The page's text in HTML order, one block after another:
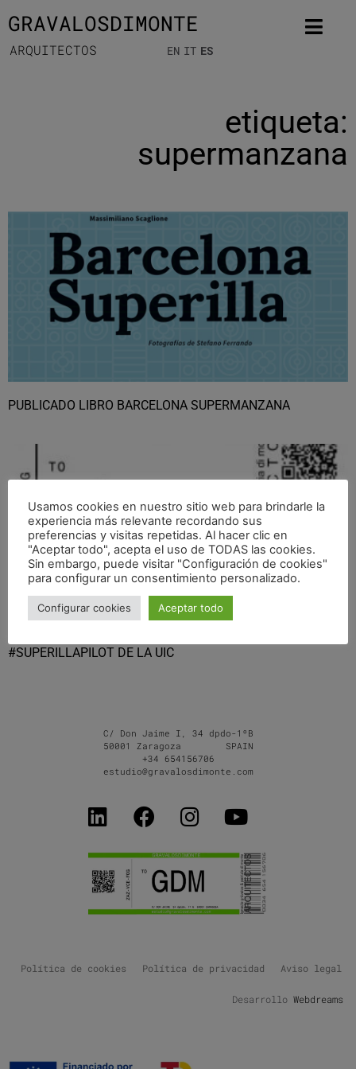
GRAVALOSDIMONTE
ARQUITECTOS EN IT ES
etiqueta:
supermanzana
PUBLICADO LIBRO BARCELONA SUPERMANZANA
#SUPERILLAPILOT DE LA UIC
C/ Don Jaime I, 34 dpdo-1ºB
50001 Zaragoza SPAIN
+34 654156706
estudio@gravalosdimonte.com
Política de cookies Política de privacidad Aviso legal
Desarrollo Webdreams
Usamos cookies en nuestro sitio web para brindarle la
experiencia más relevante recordando sus
preferencias y visitas repetidas. Al hacer clic en
"Aceptar todo", acepta el uso de TODAS las cookies.
Sin embargo, puede visitar "Configuración de cookies"
para configurar un consentimiento personalizado.
Configurar cookies Aceptar todo